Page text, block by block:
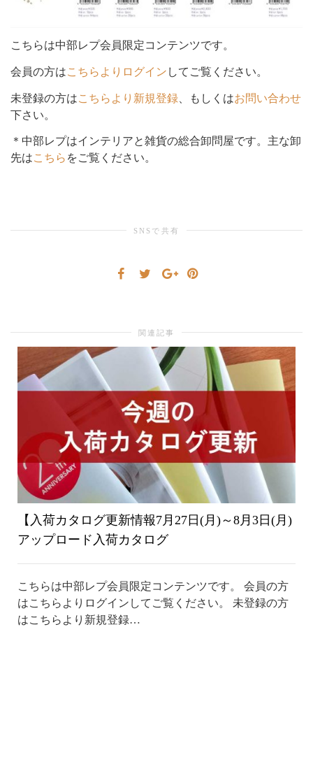
切
こちらは中部レプ会員限定コンテンツです。
会員の方はこちらよりログイン してご覧ください。
未登録の方はこちらより新規登録 、もしくはお問い合わせ
下さい。
＊中部レプはインテリアと雑貨の総合卸問屋です。主な卸
先はこちら をご覧ください。
SNSで共有
関連記事
【入荷カタログ更新情報7月27日(月)～8月3日(月)
アップロード入荷カタログ
こちらは中部レプ会員限定コンテンツです。 会員の方
はこちらよりログインしてご覧ください。 未登録の方
はこちらより新規登録…